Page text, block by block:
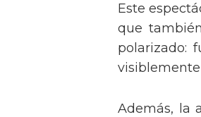
Este
que
polarizado:
Además, la